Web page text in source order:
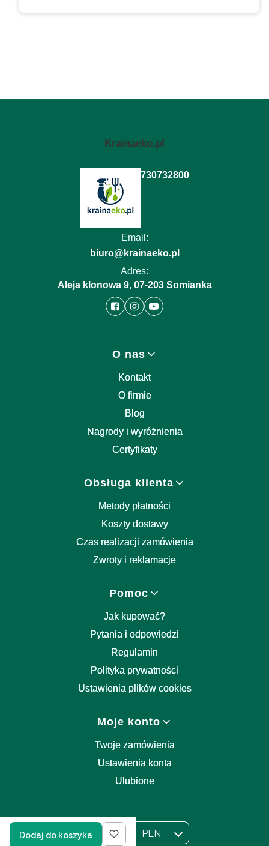
Krainaeko.pl
730732800
Email:
biuro@krainaeko.pl
Adres:
Aleja klonowa 9, 07-203 Somianka
O nas
Kontakt
O firmie
Blog
Nagrody i wyróżnienia
Certyfikaty
Obsługa klienta
Metody płatności
Koszty dostawy
Czas realizacji zamówienia
Zwroty i reklamacje
Pomoc
Jak kupować?
Pytania i odpowiedzi
Regulamin
Polityka prywatności
Ustawienia plików cookies
Moje konto
Twoje zamówienia
Ustawienia konta
Ulubione
Wybrany język:
PL
polski Wybrana waluta:
PLN
Dodaj do koszyka